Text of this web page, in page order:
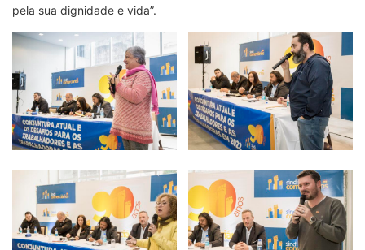
pela sua dignidade e vida”.